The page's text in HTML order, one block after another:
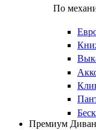
По
Премиум